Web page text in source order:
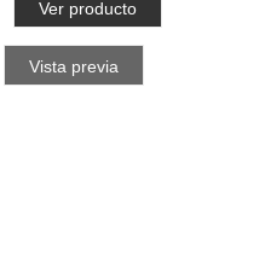
Ver producto
Vista previa